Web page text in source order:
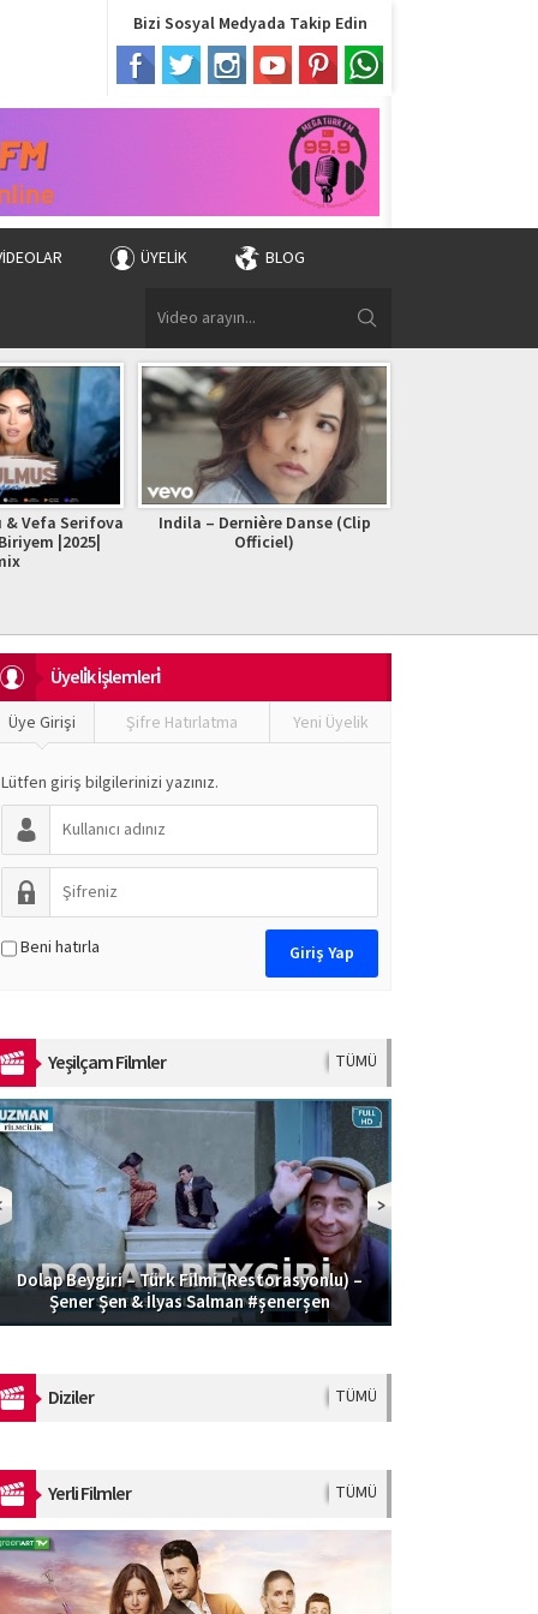
Bizi Sosyal Medyada Takip Edin
ÜYELIK BLOG
& Vefa Serifova
|2025|
Indila – Dernière Danse (Clip
Officiel)
Üyeli̇k İşlemleri̇
Üye Girişi Şifre Hatırlatma Yeni Üyelik
Lütfen giriş bilgilerinizi yazınız.
Beni hatırla
Yeşilçam Filmler TÜMÜ
Dolap Beygiri – Türk Filmi (Restorasyonlu) –
Şener Şen & İlyas Salman #şenerşen
Diziler TÜMÜ
Yerli Filmler TÜMÜ